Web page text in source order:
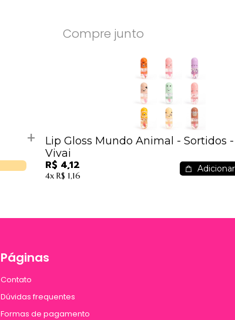
Compre junto
Lip Gloss Mundo Animal - Sortidos - 3090.1.1 -
Vivai
R$ 4,12
4x R$ 1,16
Páginas
Contato
Dúvidas frequentes
Formas de pagamento